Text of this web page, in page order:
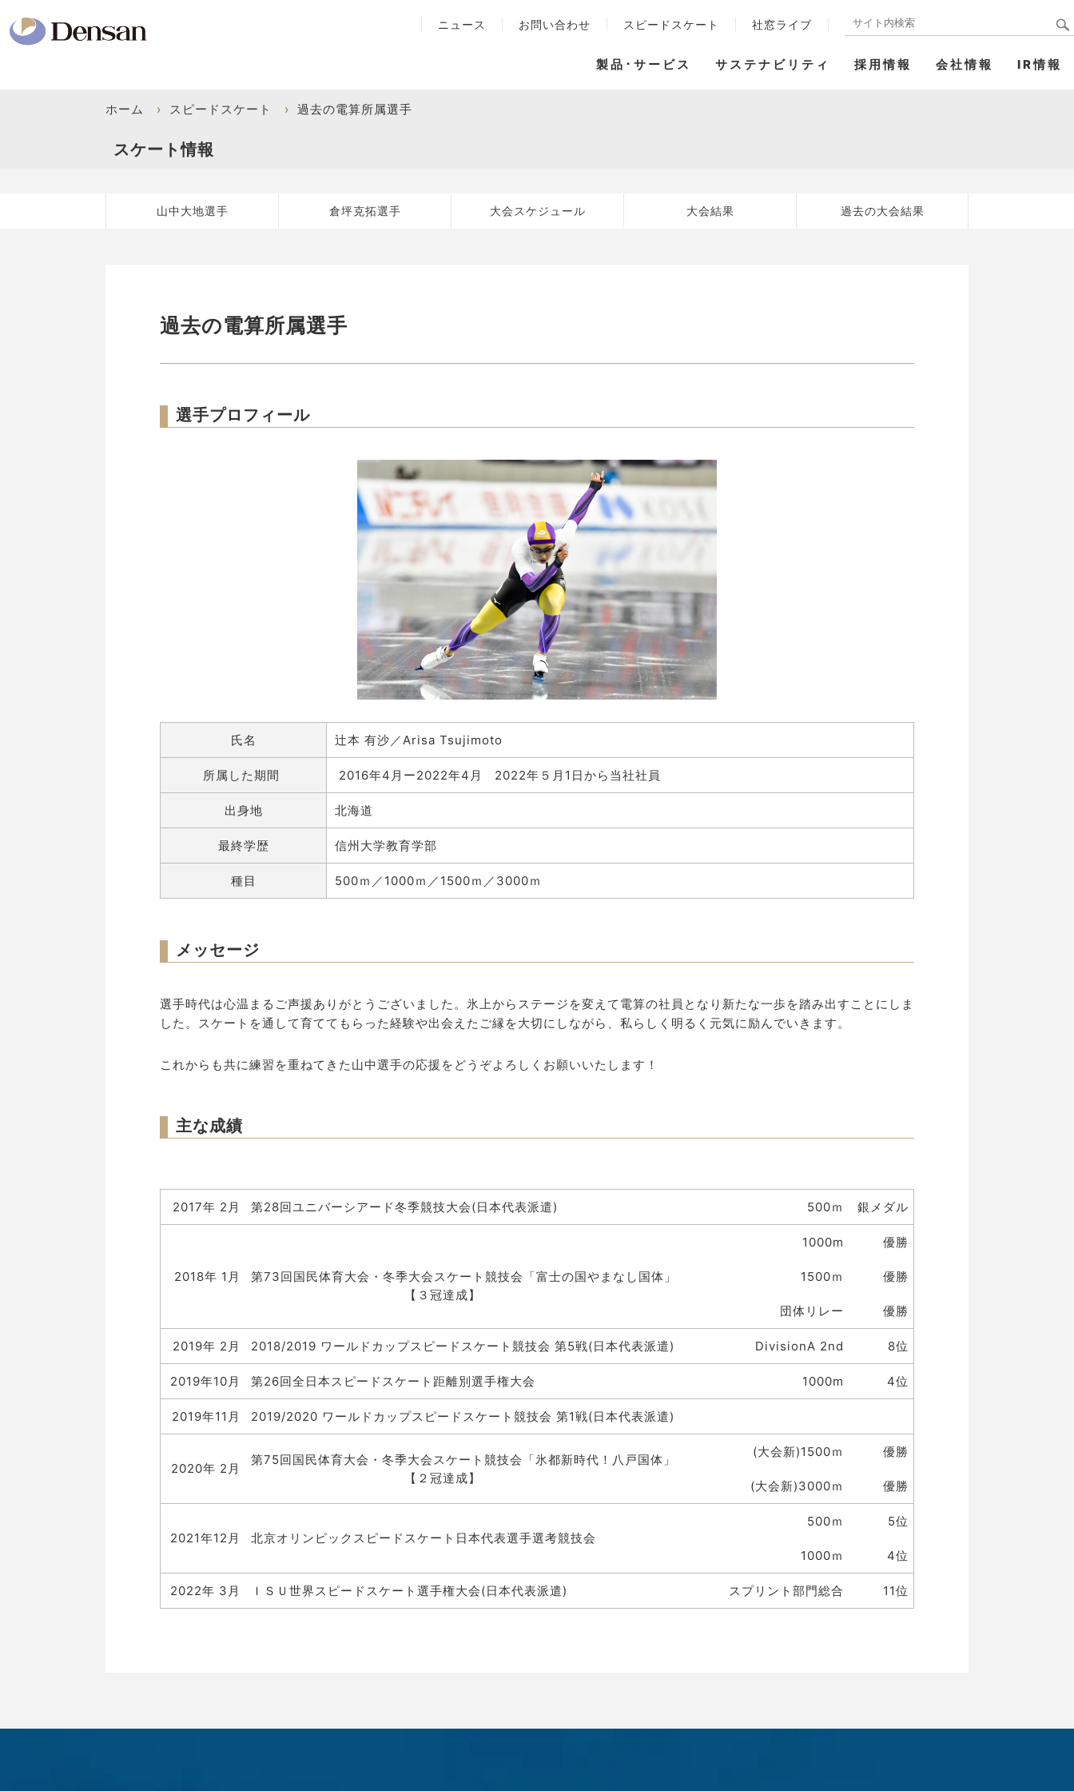
ニュース お問い合わせ スピードスケート 社窓ライブ
製品･サービス サステナビリティ 採用情報 会社情報 IR情報
ホーム › スピードスケート › 過去の電算所属選手
スケート情報
山中大地選手 倉坪克拓選手 大会スケジュール 大会結果 過去の大会結果
過去の電算所属選手
選手プロフィール
氏名 辻本 有沙／Arisa Tsujimoto
所属した期間 2016年4月ー2022年4月 2022年５月1日から当社社員
出身地 北海道
最終学歴 信州大学教育学部
種目 500ｍ／1000ｍ／1500ｍ／3000ｍ
メッセージ
選手時代は心温まるご声援ありがとうございました。氷上からステージを変えて電算の社員となり新たな一歩を踏み出すことにしま
した。スケートを通して育ててもらった経験や出会えたご縁を大切にしながら、私らしく明るく元気に励んでいきます。
これからも共に練習を重ねてきた山中選手の応援をどうぞよろしくお願いいたします！
主な成績
2017年 2月 第28回ユニバーシアード冬季競技大会(日本代表派遣) 500ｍ 銀メダル
2018年 1月
第73回国民体育大会・冬季大会スケート競技会「富士の国やまなし国体」
【３冠達成】
1000m 優勝
1500ｍ 優勝
団体リレー 優勝
2019年 2月 2018/2019 ワールドカップスピードスケート競技会 第5戦(日本代表派遣) DivisionA 2nd 8位
2019年10月 第26回全日本スピードスケート距離別選手権大会 1000m 4位
2019年11月 2019/2020 ワールドカップスピードスケート競技会 第1戦(日本代表派遣)
2020年 2月
第75回国民体育大会・冬季大会スケート競技会「氷都新時代！八戸国体」
【２冠達成】
(大会新)1500ｍ 優勝
(大会新)3000ｍ 優勝
2021年12月 北京オリンピックスピードスケート日本代表選手選考競技会
500ｍ 5位
1000ｍ 4位
2022年 3月 ＩＳＵ世界スピードスケート選手権大会(日本代表派遣) スプリント部門総合 11位